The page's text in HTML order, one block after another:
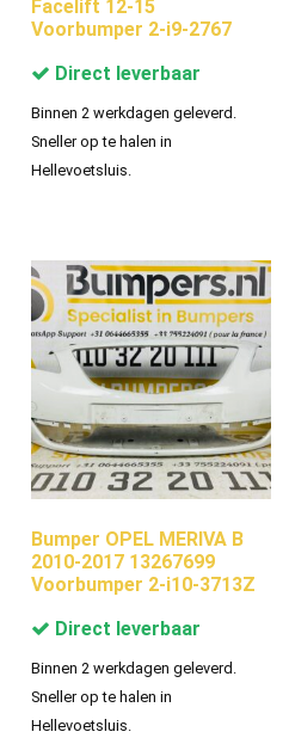
Facelift 12-15
Voorbumper 2-i9-2767
Direct leverbaar
Binnen 2 werkdagen geleverd.
Sneller op te halen in
Hellevoetsluis.
Bumper OPEL MERIVA B
2010-2017 13267699
Voorbumper 2-i10-3713Z
Direct leverbaar
Binnen 2 werkdagen geleverd.
Sneller op te halen in
Hellevoetsluis.